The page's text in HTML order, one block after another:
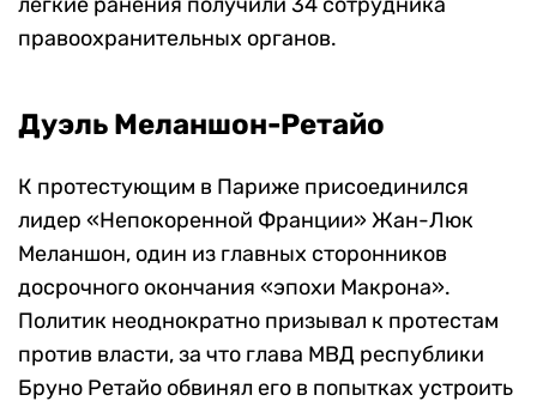
правоохранительных органов.
Дуэль Меланшон-Ретайо
К протестующим в Париже присоединился
лидер «Непокоренной Франции» Жан-Люк
Меланшон, один из главных сторонников
досрочного окончания «эпохи Макрона».
Политик неоднократно призывал к протестам
против власти, за что глава МВД республики
Бруно Ретайо обвинял его в попытках устроить